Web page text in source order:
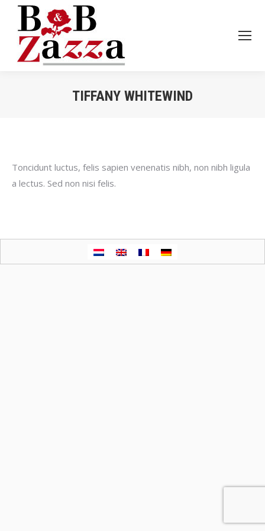
TIFFANY WHITEWIND
Toncidunt luctus, felis sapien venenatis nibh, non nibh ligula
a lectus. Sed non nisi felis.